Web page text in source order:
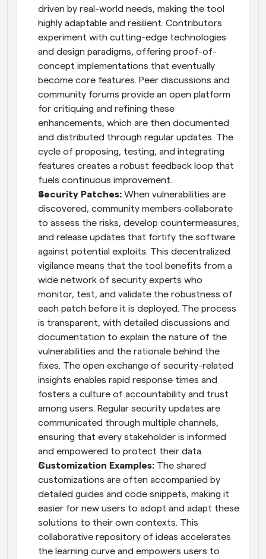
driven by real-world needs, making the tool
highly adaptable and resilient. Contributors
experiment with cutting-edge technologies
and design paradigms, offering proof-of-
concept implementations that eventually
become core features. Peer discussions and
community forums provide an open platform
for critiquing and refining these
enhancements, which are then documented
and distributed through regular updates. The
cycle of proposing, testing, and integrating
features creates a robust feedback loop that
fuels continuous improvement.
Security Patches: When vulnerabilities are
discovered, community members collaborate
to assess the risks, develop countermeasures,
and release updates that fortify the software
against potential exploits. This decentralized
vigilance means that the tool benefits from a
wide network of security experts who
monitor, test, and validate the robustness of
each patch before it is deployed. The process
is transparent, with detailed discussions and
documentation to explain the nature of the
vulnerabilities and the rationale behind the
fixes. The open exchange of security-related
insights enables rapid response times and
fosters a culture of accountability and trust
among users. Regular security updates are
communicated through multiple channels,
ensuring that every stakeholder is informed
and empowered to protect their data.
Customization Examples: The shared
customizations are often accompanied by
detailed guides and code snippets, making it
easier for new users to adopt and adapt these
solutions to their own contexts. This
collaborative repository of ideas accelerates
the learning curve and empowers users to